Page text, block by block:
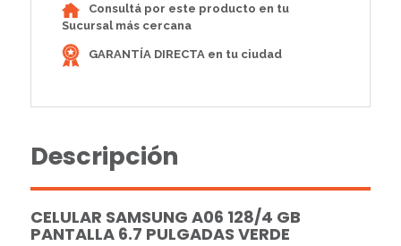
Consultá por este producto en tu
Sucursal más cercana
GARANTÍA DIRECTA en tu ciudad
Descripción
CELULAR SAMSUNG A06 128/4 GB
PANTALLA 6.7 PULGADAS VERDE